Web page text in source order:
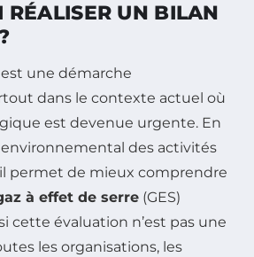
RÉALISER UN BILAN
est une démarche
dans le contexte actuel où
est devenue urgente. En
des activités
permet de mieux comprendre
à effet de serre (GES)
cette évaluation n’est pas une
les organisations, les